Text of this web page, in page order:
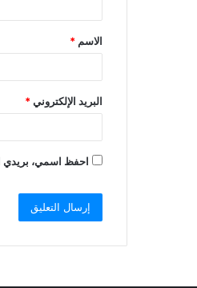
الاسم *
البريد الإلكتروني*
احفظ اسمي، بريدي